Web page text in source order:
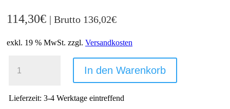
114,30€ | Brutto 136,02€
exkl. 19 % MwSt. zzgl. Versandkosten
180X90
UND
In den Warenkorb
Lieferzeit:3-4 Werktage eintreffend